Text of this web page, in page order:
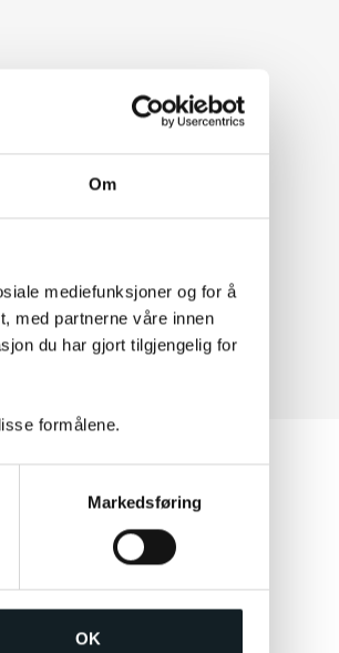
Om
mediefunksjoner og for å
med partnerne våre innen
du har gjort tilgjengelig for
formålene.
Markedsføring
OK